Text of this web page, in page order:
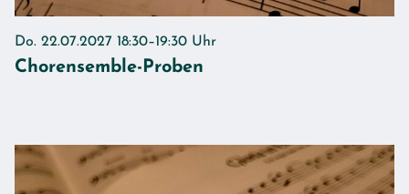
Do. 22.07.2027 18:30–19:30 Uhr
Chorensemble-Proben